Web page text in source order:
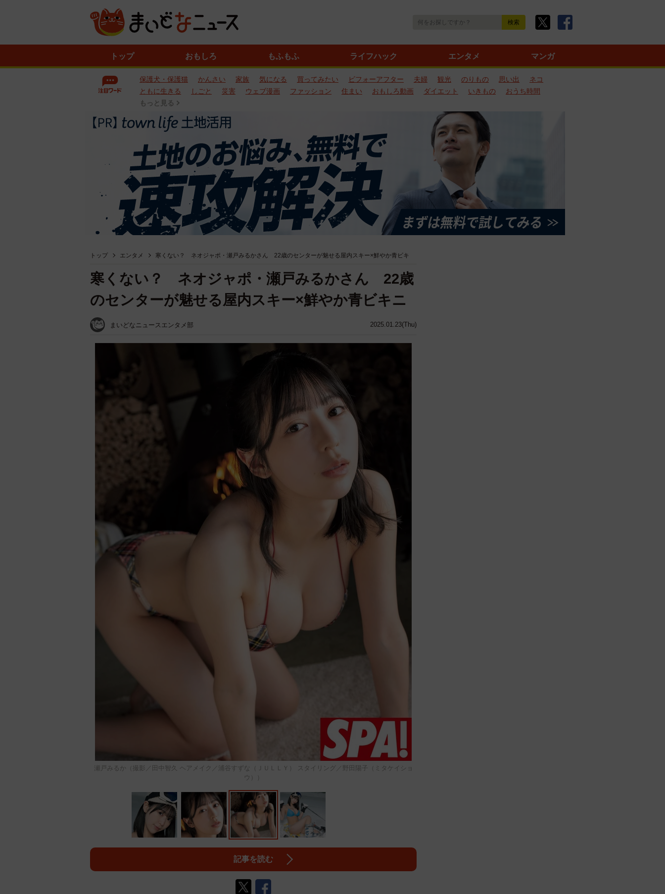
トップ おもしろ もふもふ ライフハック エンタメ マンガ
保護犬・保護猫 かんさい 家族 気になる 買ってみたい ビフォーアフター 夫婦 観光 のりもの 思い出
ネコ
ともに生きる
しごと 災害 ウェブ漫画 ファッション 住まい おもしろ動画 ダイエット いきもの
おうち時間
もっと見る
トップ エンタメ 寒くない？ ネオジャポ・瀬戸みるかさん 22歳のセンターが魅せる屋内スキー×鮮やか青ビキ
2025.01.23(Thu)
寒くない？ ネオジャポ・瀬戸みるかさん 22歳
のセンターが魅せる屋内スキー×鮮やか青ビキニ
まいどなニュースエンタメ部
瀬戸みるか（撮影／田中智久 ヘアメイク／浦谷すずな（ＪＵＬＬＹ） スタイリング／野田陽子（ミタケイショ
ウ））
記事を読む